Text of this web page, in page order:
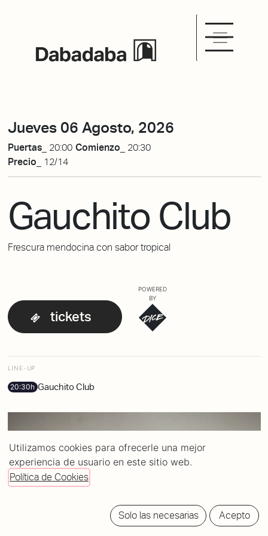
Jueves 06 Agosto, 2026
Puertas_ 20:00 Comienzo_ 20:30
Precio_
12/14
Gauchito Club
Frescura mendocina con sabor tropical
tickets
POWERED
BY
LINE-UP
20:30h Gauchito Club
Utilizamos cookies para ofrecerle una mejor
experiencia de usuario en este sitio web.
Política de Cookies
Solo las necesarias Acepto